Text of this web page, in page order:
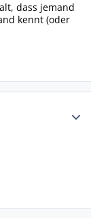
dass jemand
kennt (oder